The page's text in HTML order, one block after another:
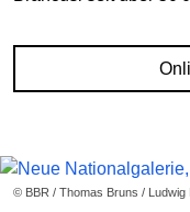
© BBR / Thomas Bruns / Ludwig